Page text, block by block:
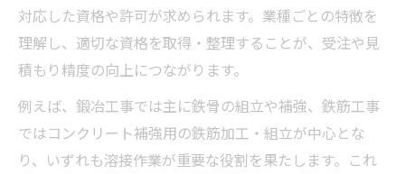
対応した資格や許可が求められます。業種ごとの特徴を
理解し、適切な資格を取得・整理することが、受注や見
積もり精度の向上につながります。
例えば、鍛冶工事では主に鉄骨の組立や補強、鉄筋工事
ではコンクリート補強用の鉄筋加工・組立が中心とな
り、いずれも溶接作業が重要な役割を果たします。これ